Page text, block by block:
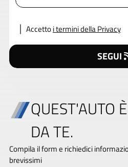
Accettoi termini della Privacy
SEGUI
QUEST'AUTO
DA TE.
Compila il form e richiedici
brevissimi